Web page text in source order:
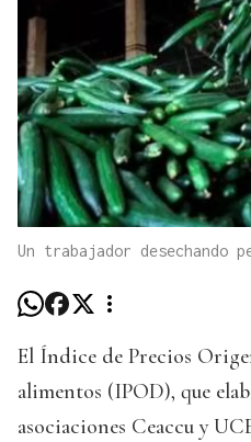
Un trabajador desechando
El Índice de Precios
alimentos (IPOD), que
asociaciones Ceaccu y